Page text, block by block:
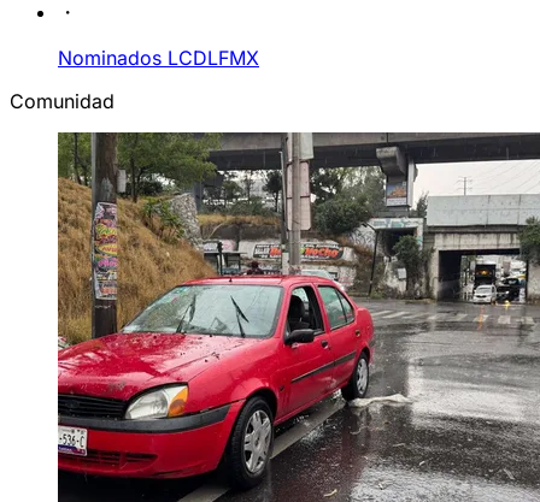
Nominados LCDLFMX
Comunidad